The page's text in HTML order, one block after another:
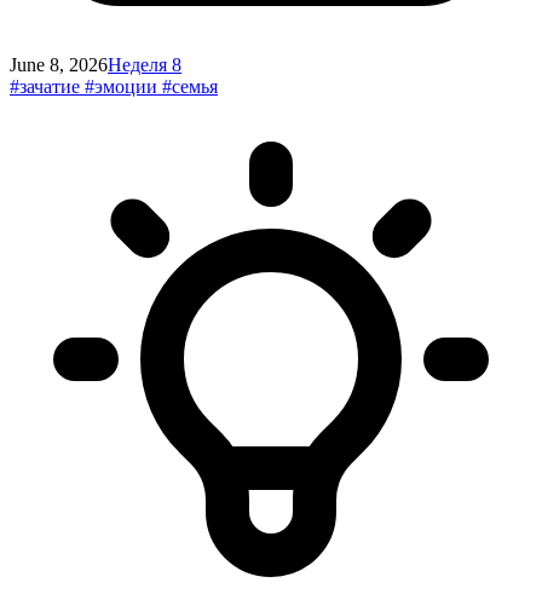
June 8, 2026Неделя 8
#зачатие #эмоции #семья